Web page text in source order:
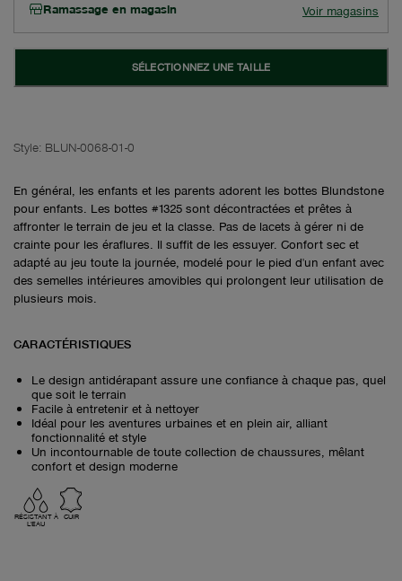
Ramassage en magasin Voir magasins
SÉLECTIONNEZ UNE TAILLE
Style: BLUN-0068-01-0
En général, les enfants et les parents adorent les bottes Blundstone
pour enfants. Les bottes #1325 sont décontractées et prêtes à
affronter le terrain de jeu et la classe. Pas de lacets à gérer ni de
crainte pour les éraflures. Il suffit de les essuyer. Confort sec et
adapté au jeu toute la journée, modelé pour le pied d'un enfant avec
des semelles intérieures amovibles qui prolongent leur utilisation de
plusieurs mois.
CARACTÉRISTIQUES
Le design antidérapant assure une confiance à chaque pas, quel
que soit le terrain
Facile à entretenir et à nettoyer
Idéal pour les aventures urbaines et en plein air, alliant
fonctionnalité et style
Un incontournable de toute collection de chaussures, mêlant
confort et design moderne
RÉSISTANT À
L'EAU
CUIR